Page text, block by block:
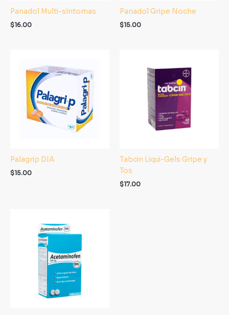
Panadol Multi-síntomas
$16.00
Panadol Gripe Noche
$15.00
Palagrip DIA
$15.00
Tabcin Liqui-Gels Gripe y
Tos
$17.00